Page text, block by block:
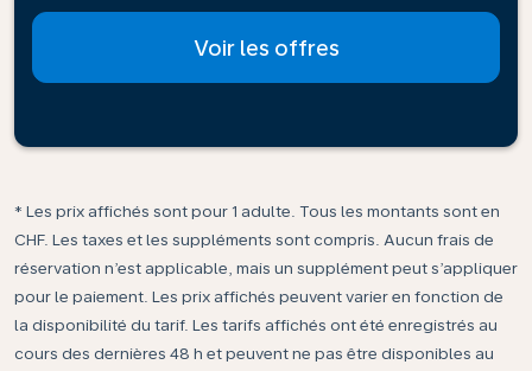
Voir les offres
* Les prix affichés sont pour 1 adulte. Tous les montants sont en
CHF. Les taxes et les suppléments sont compris. Aucun frais de
réservation n’est applicable, mais un supplément peut s’appliquer
pour le paiement. Les prix affichés peuvent varier en fonction de
la disponibilité du tarif. Les tarifs affichés ont été enregistrés au
cours des dernières 48 h et peuvent ne pas être disponibles au